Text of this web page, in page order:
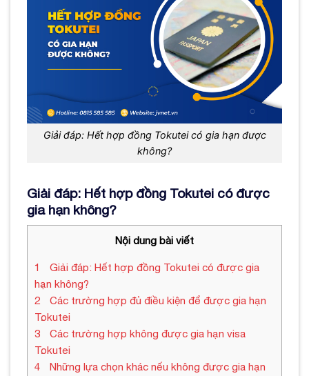
Giải đáp: Hết hợp đồng Tokutei có gia hạn được
không?
Giải đáp: Hết hợp đồng Tokutei có được
gia hạn không?
Nội dung bài viết
1
Giải đáp: Hết hợp đồng Tokutei có được gia
hạn không?
2
Các trường hợp đủ điều kiện để được gia hạn
Tokutei
3
Các trường hợp không được gia hạn visa
Tokutei
4
Những lựa chọn khác nếu không được gia hạn